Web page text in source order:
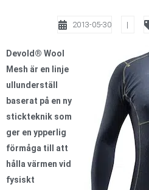
2013-05-30 |
Devold® Wool
Mesh är en linje
ullunderställ
baserat på en ny
stickteknik som
ger en ypperlig
förmåga till att
hålla värmen vid
fysiskt